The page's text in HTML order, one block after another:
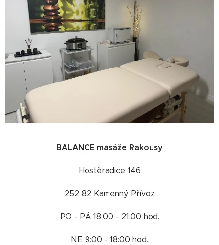
BALANCE masáže Rakousy
Hostěradice 146
252 82 Kamenný Přívoz
PO - PÁ 18:00 - 21:00 hod.
NE 9:00 - 18:00 hod.